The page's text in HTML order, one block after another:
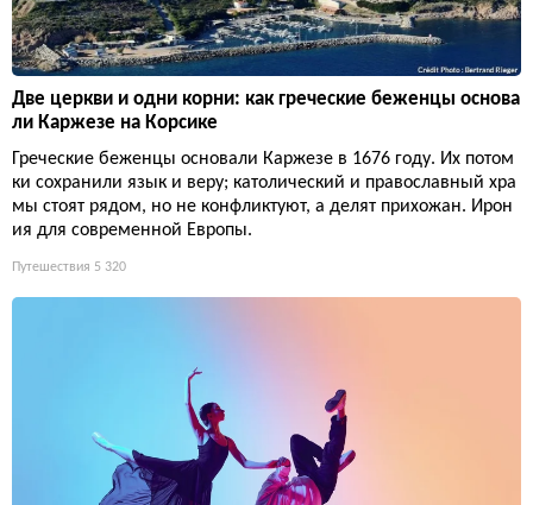
Две церкви и одни корни: как греческие беженцы основа
ли Каржезе на Корсике
Греческие беженцы основали Каржезе в 1676 году. Их потом
ки сохранили язык и веру; католический и православный хра
мы стоят рядом, но не конфликтуют, а делят прихожан. Ирон
ия для современной Европы.
Путешествия 5 320